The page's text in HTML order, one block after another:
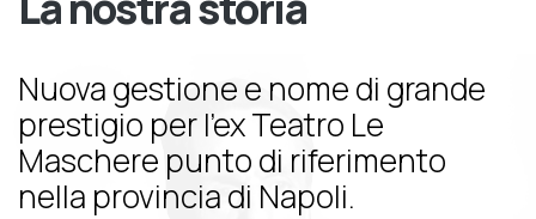
Nuova gestione e nome di grande
prestigio per l’ex Teatro Le
Maschere punto di riferimento
nella provincia di Napoli.